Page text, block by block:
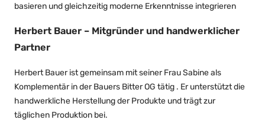
basieren und gleichzeitig moderne Erkenntnisse integrieren
Herbert Bauer – Mitgründer und handwerklicher
Partner
Herbert Bauer ist gemeinsam mit seiner Frau Sabine als
Komplementär in der Bauers Bitter OG tätig . Er unterstützt die
handwerkliche Herstellung der Produkte und trägt zur
täglichen Produktion bei.